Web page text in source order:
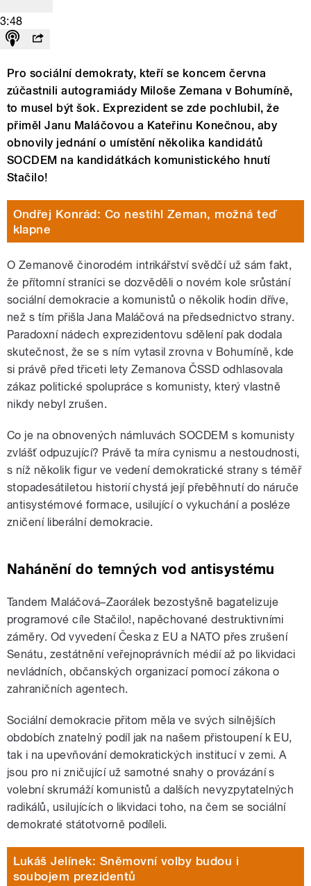
3:48
Pro sociální demokraty, kteří se koncem června
zúčastnili autogramiády Miloše Zemana v Bohumíně,
to musel být šok. Exprezident se zde pochlubil, že
přiměl Janu Maláčovou a Kateřinu Konečnou, aby
obnovily jednání o umístění několika kandidátů
SOCDEM na kandidátkách komunistického hnutí
Stačilo!
Ondřej Konrád: Co nestihl Zeman, možná teď
klapne
O Zemanově činorodém intrikářství svědčí už sám fakt,
že přítomní straníci se dozvěděli o novém kole srůstání
sociální demokracie a komunistů o několik hodin dříve,
než s tím přišla Jana Maláčová na předsednictvo strany.
Paradoxní nádech exprezidentovu sdělení pak dodala
skutečnost, že se s ním vytasil zrovna v Bohumíně, kde
si právě před třiceti lety Zemanova ČSSD odhlasovala
zákaz politické spolupráce s komunisty, který vlastně
nikdy nebyl zrušen.
Co je na obnovených námluvách SOCDEM s komunisty
zvlášť odpuzující? Právě ta míra cynismu a nestoudnosti,
s níž několik figur ve vedení demokratické strany s téměř
stopadesátiletou historií chystá její přeběhnutí do náruče
antisystémové formace, usilující o vykuchání a posléze
zničení liberální demokracie.
Nahánění do temných vod antisystému
Tandem Maláčová–Zaorálek bezostyšně bagatelizuje
programové cíle Stačilo!, napěchované destruktivními
záměry. Od vyvedení Česka z EU a NATO přes zrušení
Senátu, zestátnění veřejnoprávních médií až po likvidaci
nevládních, občanských organizací pomocí zákona o
zahraničních agentech.
Sociální demokracie přitom měla ve svých silnějších
obdobích znatelný podíl jak na našem přistoupení k EU,
tak i na upevňování demokratických institucí v zemi. A
jsou pro ni zničující už samotné snahy o provázání s
volební skrumáží komunistů a dalších nevyzpytatelných
radikálů, usilujících o likvidaci toho, na čem se sociální
demokraté státotvorně podíleli.
Lukáš Jelínek: Sněmovní volby budou i
soubojem prezidentů